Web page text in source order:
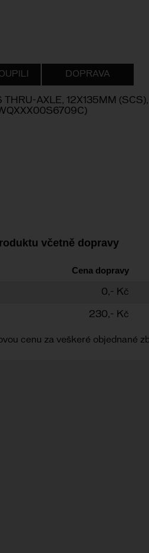
DOPRAVA
THRU-AXLE, 12X135MM
včetně dopravy
Cena dopravy
0,- Kč
230,- Kč
cenu za veškeré objednané